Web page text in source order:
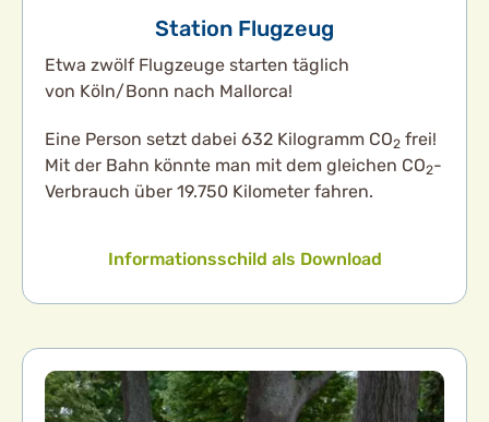
Station Flugzeug
Etwa zwölf Flugzeuge starten täglich
von Köln/Bonn nach Mallorca!
Eine Person setzt dabei 632 Kilogramm CO2 frei!
Mit der Bahn könnte man mit dem gleichen CO2-
Verbrauch über 19.750 Kilometer fahren.
Informationsschild als Download